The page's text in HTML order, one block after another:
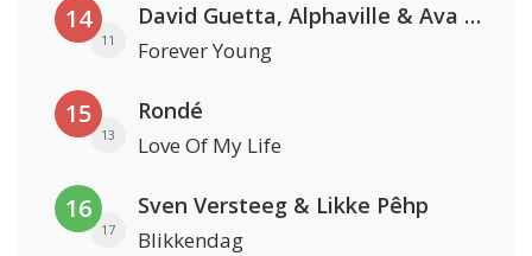
14
11
David Guetta, Alphaville & Ava Max
Forever Young
15
13
Rondé
Love Of My Life
16
17
Sven Versteeg & Likke Pêhp
Blikkendag